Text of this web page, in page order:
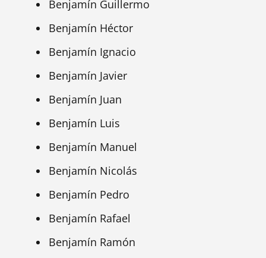
Benjamín Guillermo
Benjamín Héctor
Benjamín Ignacio
Benjamín Javier
Benjamín Juan
Benjamín Luis
Benjamín Manuel
Benjamín Nicolás
Benjamín Pedro
Benjamín Rafael
Benjamín Ramón